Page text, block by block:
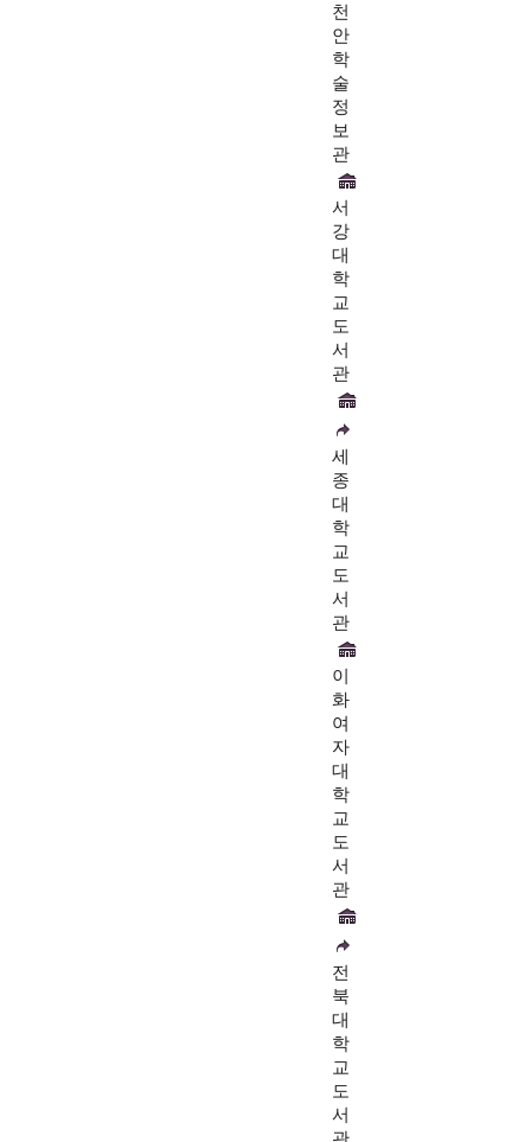
천
안
학
술
정
보
관
서
강
대
학
교
도
서
관
세
종
대
학
교
도
서
관
이
화
여
자
대
학
교
도
서
관
전
북
대
학
교
도
서